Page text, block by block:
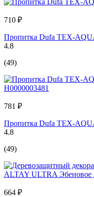
710 ₽
Пропитка Dufa TEX-
4.8
(49)
781 ₽
Пропитка Dufa TEX-
4.8
(49)
664 ₽